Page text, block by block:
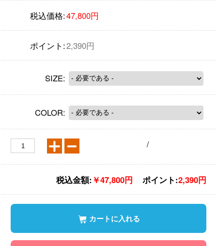
税込価格:47,800円
ポイント:2,390円
SIZE:
COLOR:
/
税込金額: ￥47,800円 ポイント:2,390円
カートに入れる